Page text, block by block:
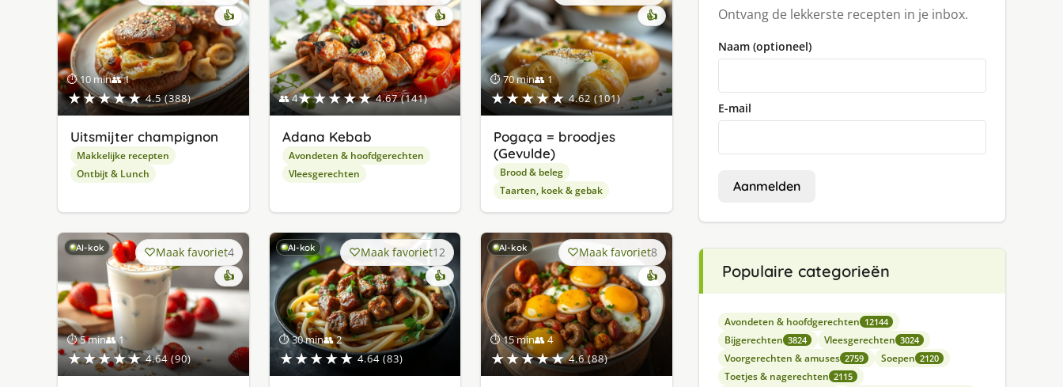
⏱ 10 min👥 1
★★★★★ 4.5 (388)
👍
Uitsmijter champignon
Makkelijke recepten
Ontbijt & Lunch
👥 4★★★★★ 4.67 (141)
👍
Adana Kebab
Avondeten & hoofdgerechten
Vleesgerechten
⏱ 70 min👥 1
★★★★★ 4.62 (101)
👍
Pogaça = broodjes
(Gevulde)
Brood & beleg
Taarten, koek & gebak
AI-kok
⏱ 5 min👥 1
★★★★★ 4.64 (90)
Maak favoriet4
👍
AI-kok
⏱ 30 min👥 2
★★★★★ 4.64 (83)
Maak favoriet12
👍
AI-kok
⏱ 15 min👥 4
★★★★★ 4.6 (88)
Maak favoriet8
👍
Ontvang de lekkerste recepten in je inbox.
Naam (optioneel)
E-mail
Aanmelden
Populaire categorieën
Avondeten & hoofdgerechten 12144
Bijgerechten 3824 Vleesgerechten 3024
Voorgerechten & amuses 2759 Soepen 2120
Toetjes & nagerechten 2115